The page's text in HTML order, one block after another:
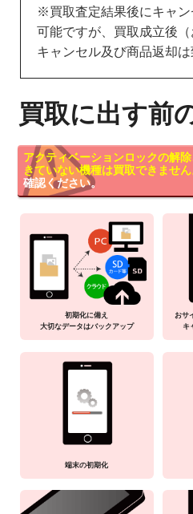
※買取査定結果後にキャン
可能ですが、買取成立後
キャンセル及び商品返却は
買取に出す前
アクティベーションロックの解
きていない機種は買取できません
確認ください。
初期化に備え
大切なデータはバックアップ
おサ
キ
端末の初期化